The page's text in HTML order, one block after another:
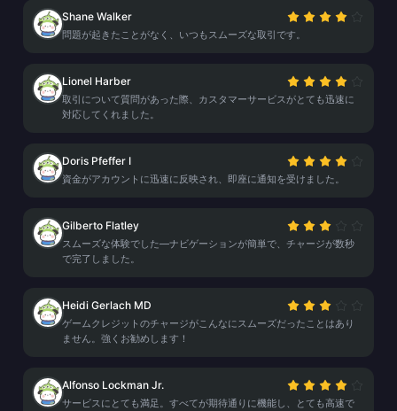
Shane Walker
問題が起きたことがなく、いつもスムーズな取引です。
Lionel Harber
取引について質問があった際、カスタマーサービスがとても迅速に
対応してくれました。
Doris Pfeffer I
資金がアカウントに迅速に反映され、即座に通知を受けました。
Gilberto Flatley
スムーズな体験でした—ナビゲーションが簡単で、チャージが数秒
で完了しました。
Heidi Gerlach MD
ゲームクレジットのチャージがこんなにスムーズだったことはあり
ません。強くお勧めします！
Alfonso Lockman Jr.
サービスにとても満足。すべてが期待通りに機能し、とても高速で